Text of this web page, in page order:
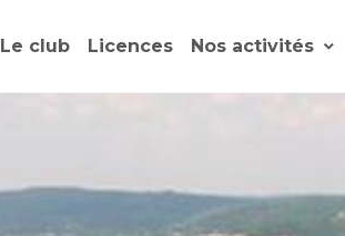
Le club Licences Nos activités